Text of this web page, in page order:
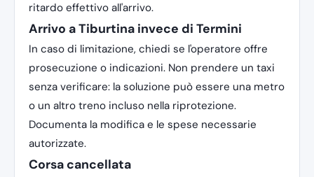
ritardo effettivo all'arrivo.
Arrivo a Tiburtina invece di Termini
In caso di limitazione, chiedi se l'operatore offre
prosecuzione o indicazioni. Non prendere un taxi
senza verificare: la soluzione può essere una metro
o un altro treno incluso nella riprotezione.
Documenta la modifica e le spese necessarie
autorizzate.
Corsa cancellata